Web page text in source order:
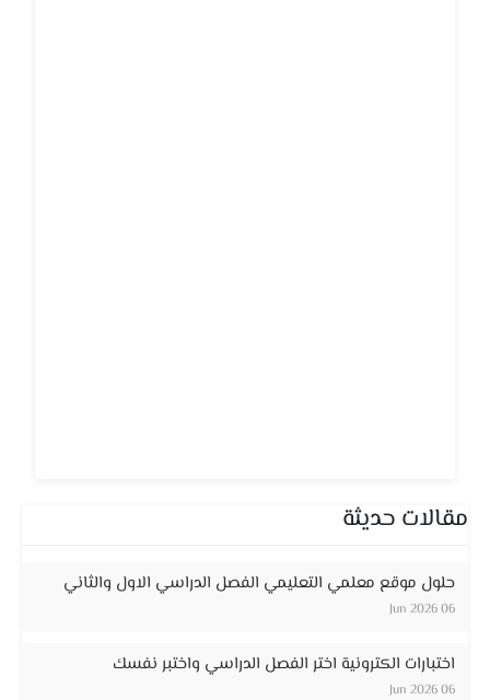
مقالات حديثة
حلول موقع معلمي التعليمي الفصل الدراسي الاول والثاني
06 Jun 2026
اختبارات الكترونية اختر الفصل الدراسي واختبر نفسك
06 Jun 2026